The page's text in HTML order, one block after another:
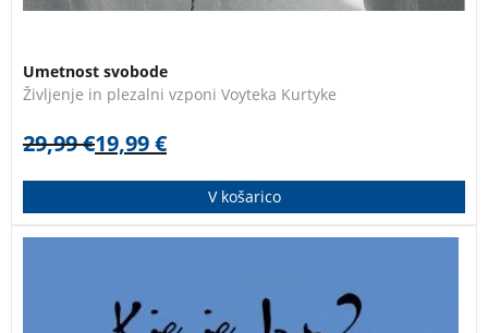
Umetnost svobode
Življenje in plezalni vzponi Voyteka Kurtyke
29,99€19,99€
V košarico
Afriki. V letu, ko je obšel zemeljsko oblo, je spletni
portal MMC objavljal popotne zapise, ki so pod